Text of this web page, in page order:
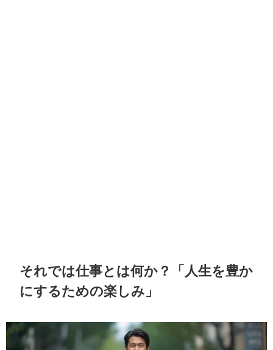
それでは仕事とは何か？「人生を豊か
にするための楽しみ」